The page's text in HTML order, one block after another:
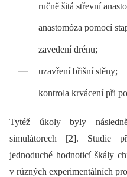
ručně šitá střevní
anastomóza pomocí
zavedení drénu;
uzavření břišní stěny;
kontrola krvácení při
Tytéž úkoly byly
simulátorech [2]. Studie
jednoduché hodnoticí škály
v různých experimentálních